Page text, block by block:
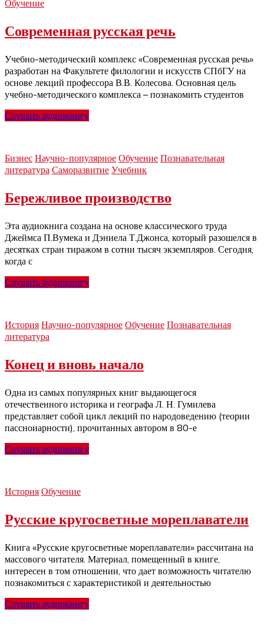
Обучение
Современная русская речь
Учебно-методический комплекс «Современная русская речь»
разработан на Факультете филологии и искусств СПбГУ на
основе лекций профессора В.В. Колесова. Основная цель
учебно-методического комплекса – познакомить студентов
Слушать аудиокнигу
Бизнес Научно-популярное Обучение Познавательная
литература Саморазвитие Учебник
Бережливое производство
Эта аудиокнига создана на основе классического труда
Джеймса П.Вумека и Дэниела Т.Джонса, который разошелся в
десятках стран тиражом в сотни тысяч экземпляров. Сегодня,
когда с
Слушать аудиокнигу
История Научно-популярное Обучение Познавательная
литература
Конец и вновь начало
Одна из самых популярных книг выдающегося
отечественного историка и географа Л. Н. Гумилева
представляет собой цикл лекций по народоведению (теории
пассноиарности), прочитанных автором в 80-е
Слушать аудиокнигу
История Обучение
Русские кругосветные мореплаватели
Книга «Русские кругосветные мореплаватели» рассчитана на
массового читателя. Материал, помещенный в книге,
интересен в том отношении, что дает возможность читателю
познакомиться с характеристикой и деятельностью
Слушать аудиокнигу